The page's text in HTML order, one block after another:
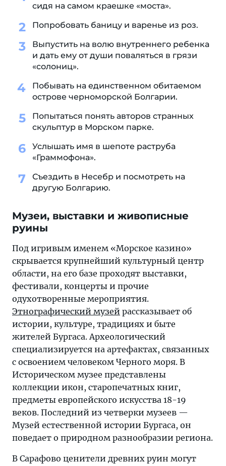
сидя на самом краешке «моста».
Попробовать баницу и варенье из роз.
Выпустить на волю внутреннего ребенка
и дать ему от души поваляться в грязи
«солониц».
Побывать на единственном обитаемом
острове черноморской Болгарии.
Попытаться понять авторов странных
скульптур в Морском парке.
Услышать имя в шепоте раструба
«Граммофона».
Съездить в Несебр и посмотреть на
другую Болгарию.
Музеи, выставки и живописные
руины
Под игривым именем «Морское казино»
скрывается крупнейший культурный центр
области, на его базе проходят выставки,
фестивали, концерты и прочие
одухотворенные мероприятия.
Этнографический музей рассказывает об
истории, культуре, традициях и быте
жителей Бургаса. Археологический
специализируется на артефактах, связанных
с освоением человеком Черного моря. В
Историческом музее представлены
коллекции икон, старопечатных книг,
предметы европейского искусства 18-19
веков. Последний из четверки музеев —
Музей естественной истории Бургаса, он
поведает о природном разнообразии региона.
В Сарафово ценители древних руин могут